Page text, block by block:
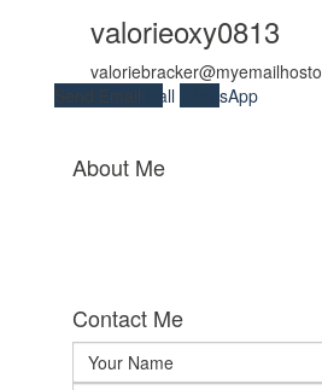
valorieoxy0813
Send Email
Call WhatsApp
About Me
Contact Me